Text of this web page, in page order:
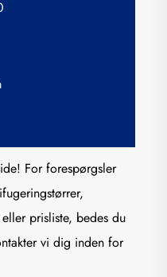
For forespørgsler
prisliste, bedes du
vi dig inden for